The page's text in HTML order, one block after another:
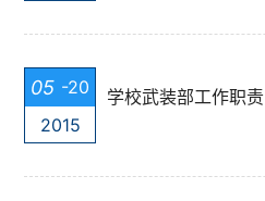
05 -20
2015
学校武装部工作职责